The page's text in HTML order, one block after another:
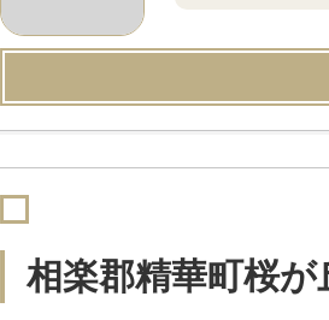
相楽郡精華町桜